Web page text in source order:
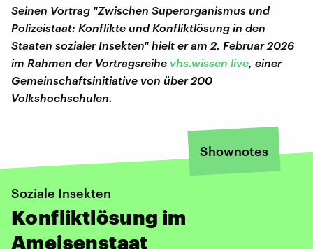
Seinen Vortrag "Zwischen Superorganismus und
Polizeistaat: Konflikte und Konfliktlösung in den
Staaten sozialer Insekten" hielt er am 2. Februar 2026
im Rahmen der Vortragsreihe vhs.wissen live , einer
Gemeinschaftsinitiative von über 200
Volkshochschulen.
Shownotes
Soziale Insekten
Konfliktlösung im
Ameisenstaat